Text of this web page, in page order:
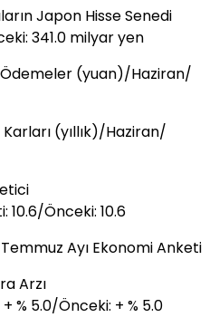
Japon Hisse Senedi
341.0 milyar yen
(yuan)/Haziran/
(yıllık)/Haziran/
Önceki: 10.6
Ayı Ekonomi Anketi
Arzı
% 5.0/Önceki: + % 5.0